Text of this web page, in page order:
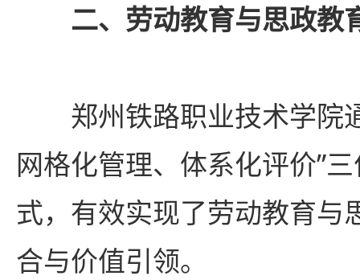
二、劳动教育与思政教
郑州铁路职业技术学院
网格化管理、体系化评价”
式，有效实现了劳动教育与
合与价值引领。